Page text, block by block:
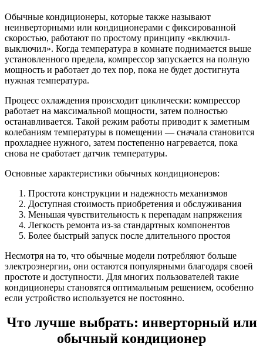
Обычные кондиционеры, которые также называют
неинверторными или кондиционерами с фиксированной
скоростью, работают по простому принципу «включил-
выключил». Когда температура в комнате поднимается выше
установленного предела, компрессор запускается на полную
мощность и работает до тех пор, пока не будет достигнута
нужная температура.
Процесс охлаждения происходит циклически: компрессор
работает на максимальной мощности, затем полностью
останавливается. Такой режим работы приводит к заметным
колебаниям температуры в помещении — сначала становится
прохладнее нужного, затем постепенно нагревается, пока
снова не сработает датчик температуры.
Основные характеристики обычных кондиционеров:
Простота конструкции и надежность механизмов
Доступная стоимость приобретения и обслуживания
Меньшая чувствительность к перепадам напряжения
Легкость ремонта из-за стандартных компонентов
Более быстрый запуск после длительного простоя
Несмотря на то, что обычные модели потребляют больше
электроэнергии, они остаются популярными благодаря своей
простоте и доступности. Для многих пользователей такие
кондиционеры становятся оптимальным решением, особенно
если устройство используется не постоянно.
Что лучше выбрать: инверторный или
обычный кондиционер